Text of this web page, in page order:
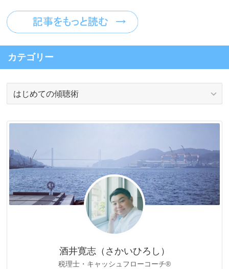
カテゴリー
テ
リ
酒井寛志（さかいひろし）
税理士・キャッシュフローコーチ®